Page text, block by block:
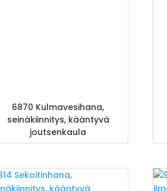
6870 Kulmavesihana,
seinäkiinnitys, kääntyvä
joutsenkaula